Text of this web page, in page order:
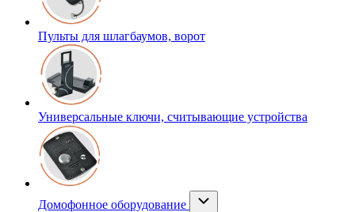
Пульты для шлагбаумов, ворот
Универсальные ключи, считывающие устройства
Домофонное оборудование